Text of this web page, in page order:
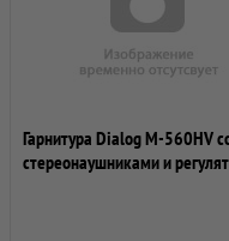
Гарнитура Dialog M-560HV
стереонаушниками и